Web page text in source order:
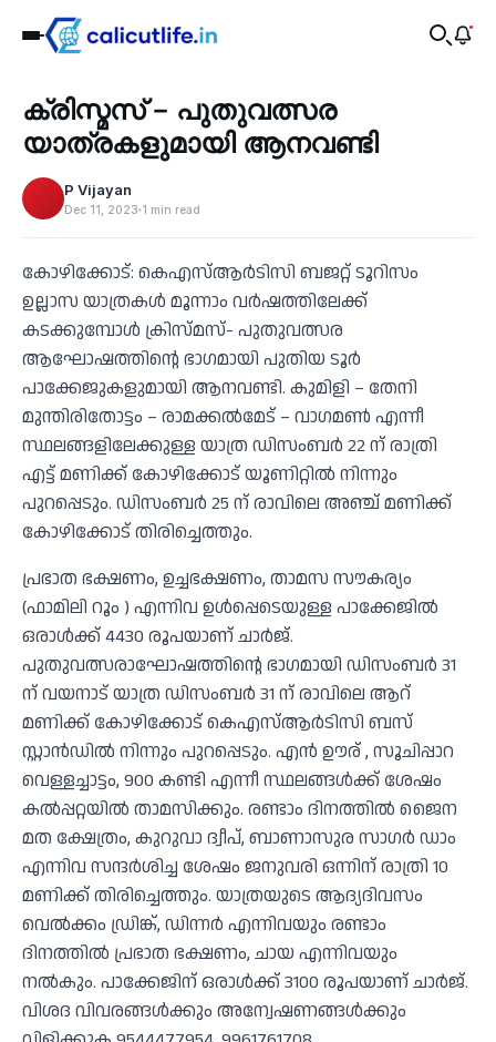
‹
Recent
ക്രിസ്മസ് – പുതുവത്സര
യാത്രകളുമായി ആനവണ്ടി
P Vijayan
Dec 11, 2023 1 min read
കോഴിക്കോട്: കെഎസ്ആര്‍ടിസി ബജറ്റ് ടൂറിസം
ഉല്ലാസ യാത്രകള്‍ മൂന്നാം വര്‍ഷത്തിലേക്ക്
കടക്കുമ്പോള്‍ ക്രിസ്മസ്- പുതുവത്സര
ആഘോഷത്തിന്റെ ഭാഗമായി പുതിയ ടൂര്‍
പാക്കേജുകളുമായി ആനവണ്ടി. കുമിളി – തേനി
മുന്തിരിതോട്ടം – രാമക്കല്‍മേട് – വാഗമണ്‍ എന്നീ
സ്ഥലങ്ങളിലേക്കുള്ള യാത്ര ഡിസംബര്‍ 22 ന് രാത്രി
എട്ട് മണിക്ക് കോഴിക്കോട് യൂണിറ്റില്‍ നിന്നും
പുറപ്പെടും. ഡിസംബര്‍ 25 ന് രാവിലെ അഞ്ച് മണിക്ക്
കോഴിക്കോട് തിരിച്ചെത്തും.
പ്രഭാത ഭക്ഷണം, ഉച്ചഭക്ഷണം, താമസ സൗകര്യം
(ഫാമിലി റൂം ) എന്നിവ ഉള്‍പ്പെടെയുള്ള പാക്കേജില്‍
ഒരാള്‍ക്ക് 4430 രൂപയാണ് ചാര്‍ജ്.
പുതുവത്സരാഘോഷത്തിന്റെ ഭാഗമായി ഡിസംബര്‍ 31
ന് വയനാട് യാത്ര ഡിസംബര്‍ 31 ന് രാവിലെ ആറ്
മണിക്ക് കോഴിക്കോട് കെഎസ്ആര്‍ടിസി ബസ്
സ്റ്റാന്‍ഡില്‍ നിന്നും പുറപ്പെടും. എന്‍ ഊര് , സൂചിപ്പാറ
വെള്ളച്ചാട്ടം, 900 കണ്ടി എന്നീ സ്ഥലങ്ങള്‍ക്ക് ശേഷം
കല്‍പ്പറ്റയില്‍ താമസിക്കും. രണ്ടാം ദിനത്തില്‍ ജൈന
മത ക്ഷേത്രം, കുറുവാ ദ്വീപ്, ബാണാസുര സാഗര്‍ ഡാം
എന്നിവ സന്ദര്‍ശിച്ച ശേഷം ജനുവരി ഒന്നിന് രാത്രി 10
മണിക്ക് തിരിച്ചെത്തും. യാത്രയുടെ ആദ്യദിവസം
വെല്‍ക്കം ഡ്രിങ്ക്, ഡിന്നര്‍ എന്നിവയും രണ്ടാം
ദിനത്തില്‍ പ്രഭാത ഭക്ഷണം, ചായ എന്നിവയും
നല്‍കും. പാക്കേജിന് ഒരാള്‍ക്ക് 3100 രൂപയാണ് ചാര്‍ജ്.
വിശദ വിവരങ്ങള്‍ക്കും അന്വേഷണങ്ങള്‍ക്കും